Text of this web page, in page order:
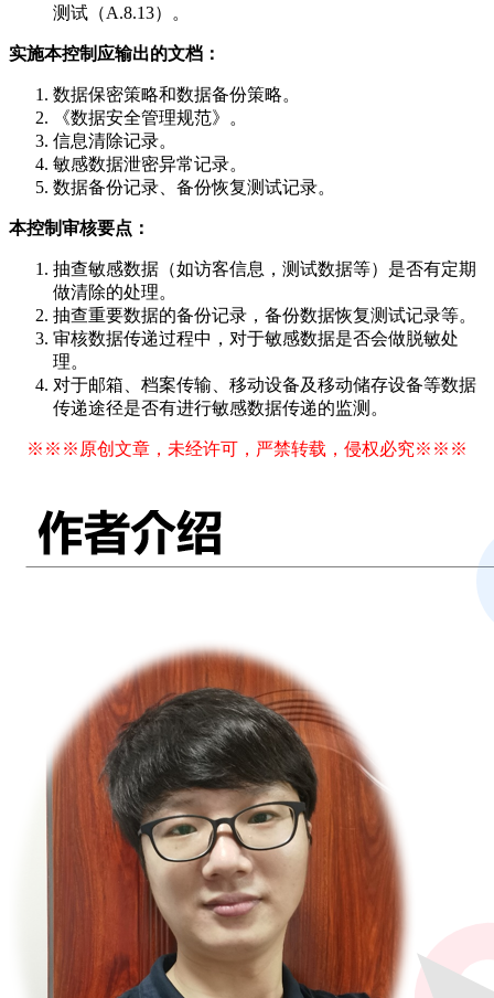
测试（A.8.13）。
实施本控制应输出的文档：
数据保密策略和数据备份策略。
《数据安全管理规范》。
信息清除记录。
敏感数据泄密异常记录。
数据备份记录、备份恢复测试记录。
本控制审核要点：
抽查敏感数据（如访客信息，测试数据等）是否有定期
做清除的处理。
抽查重要数据的备份记录，备份数据恢复测试记录等。
审核数据传递过程中，对于敏感数据是否会做脱敏处
理。
对于邮箱、档案传输、移动设备及移动储存设备等数据
传递途径是否有进行敏感数据传递的监测。
※※※原创文章，未经许可，严禁转载，侵权必究※※※